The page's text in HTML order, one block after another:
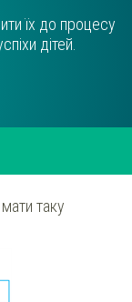
їх до процесу
дітей.
таку